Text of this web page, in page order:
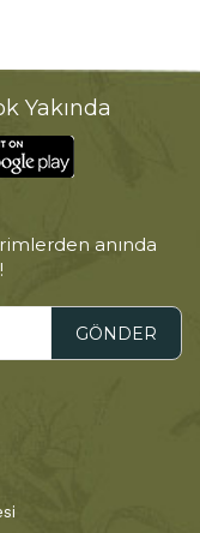
Yakında
anında
GÖNDER